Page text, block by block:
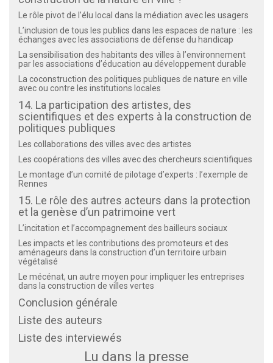
Le rôle pivot de l’élu local dans la médiation avec les usagers
L’inclusion de tous les publics dans les espaces de nature : les
échanges avec les associations de défense du handicap
La sensibilisation des habitants des villes à l’environnement
par les associations d’éducation au développement durable
La coconstruction des politiques publiques de nature en ville
avec ou contre les institutions locales
14. La participation des artistes, des
scientifiques et des experts à la construction de
politiques publiques
Les collaborations des villes avec des artistes
Les coopérations des villes avec des chercheurs scientifiques
Le montage d’un comité de pilotage d’experts : l’exemple de
Rennes
15. Le rôle des autres acteurs dans la protection
et la genèse d’un patrimoine vert
L’incitation et l’accompagnement des bailleurs sociaux
Les impacts et les contributions des promoteurs et des
aménageurs dans la construction d’un territoire urbain
végétalisé
Le mécénat, un autre moyen pour impliquer les entreprises
dans la construction de villes vertes
Conclusion générale
Liste des auteurs
Liste des interviewés
Lu dans la presse